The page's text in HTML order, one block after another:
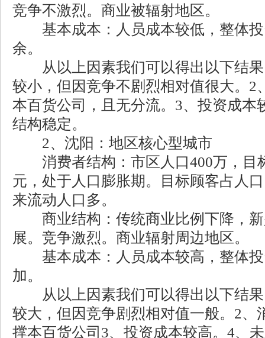
竞争不激烈。商业被辐射地区。
基本成本：人员成本较低，整体投
余。
从以上因素我们可以得出以下结果
较小，但因竞争不剧烈相对值很大。2
本百货公司，且无分流。3、投资成本
结构稳定。
2、沈阳：地区核心型城市
消费者结构：市区人口400万，目
元，处于人口膨胀期。目标顾客占人
来流动人口多。
商业结构：传统商业比例下降，新
展。竞争激烈。商业辐射周边地区。
基本成本：人员成本较高，整体投
加。
从以上因素我们可以得出以下结果
较大，但因竞争剧烈相对值一般。2、
撑本百货公司3、投资成本较高。4、